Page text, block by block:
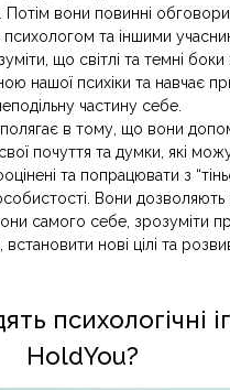
Потім вони повинні
психологом та іншими
що світлі та темні
нашої психіки та навчає
частину себе.
полягає в тому, що вони
почуття та думки, які
та попрацювати з
Вони дозволяють
самого себе, зрозуміти
встановити нові цілі та
психологічні
HoldYou?